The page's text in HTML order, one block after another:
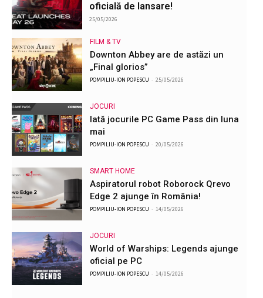
oficială de lansare!
25/05/2026
FILM & TV
Downton Abbey are de astăzi un
„Final glorios”
POMPILIU-ION POPESCU - 25/05/2026
JOCURI
Iată jocurile PC Game Pass din luna
mai
POMPILIU-ION POPESCU - 20/05/2026
SMART HOME
Aspiratorul robot Roborock Qrevo
Edge 2 ajunge în România!
POMPILIU-ION POPESCU - 14/05/2026
JOCURI
World of Warships: Legends ajunge
oficial pe PC
POMPILIU-ION POPESCU - 14/05/2026